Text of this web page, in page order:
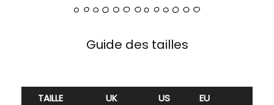
Guide des tailles
TAILLE UK US
EU